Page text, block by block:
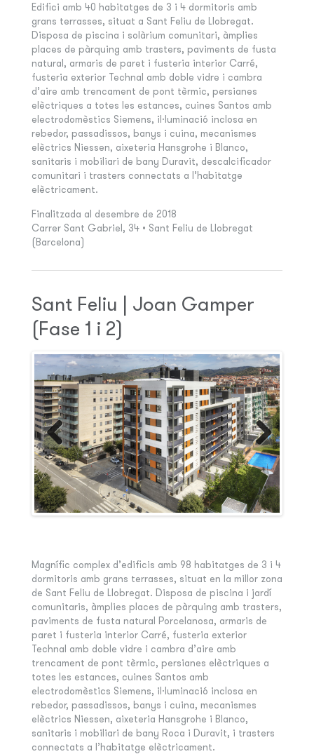
Edifici amb 40 habitatges de 3 i 4 dormitoris amb
grans terrasses, situat a Sant Feliu de Llobregat.
Disposa de piscina i solàrium comunitari, àmplies
places de pàrquing amb trasters, paviments de fusta
natural, armaris de paret i fusteria interior Carré,
fusteria exterior Technal amb doble vidre i cambra
d’aire amb trencament de pont tèrmic, persianes
elèctriques a totes les estances, cuines Santos amb
electrodomèstics Siemens, il·luminació inclosa en
rebedor, passadissos, banys i cuina, mecanismes
elèctrics Niessen, aixeteria Hansgrohe i Blanco,
sanitaris i mobiliari de bany Duravit, descalcificador
comunitari i trasters connectats a l’habitatge
elèctricament.
Finalitzada al desembre de 2018
Carrer Sant Gabriel, 34 • Sant Feliu de Llobregat
(Barcelona)
Sant Feliu | Joan Gamper
(Fase 1 i 2)
Magnífic complex d’edificis amb 98 habitatges de 3 i 4
dormitoris amb grans terrasses, situat en la millor zona
de Sant Feliu de Llobregat. Disposa de piscina i jardí
comunitaris, àmplies places de pàrquing amb trasters,
paviments de fusta natural Porcelanosa, armaris de
paret i fusteria interior Carré, fusteria exterior
Technal amb doble vidre i cambra d’aire amb
trencament de pont tèrmic, persianes elèctriques a
totes les estances, cuines Santos amb
electrodomèstics Siemens, il·luminació inclosa en
rebedor, passadissos, banys i cuina, mecanismes
elèctrics Niessen, aixeteria Hansgrohe i Blanco,
sanitaris i mobiliari de bany Roca i Duravit, i trasters
connectats a l’habitatge elèctricament.